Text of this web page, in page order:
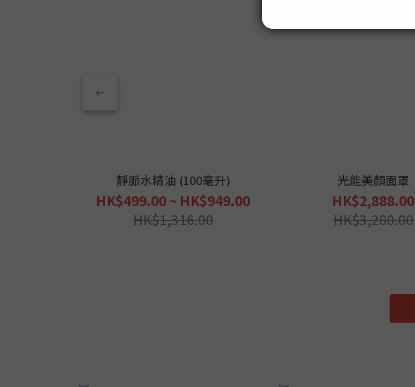
靜脈水精油 (100毫升)
HK$499.00 ~ HK$949.00
HK$1,316.00
光能美顏面罩
HK$2,888.00
HK$3,280.00